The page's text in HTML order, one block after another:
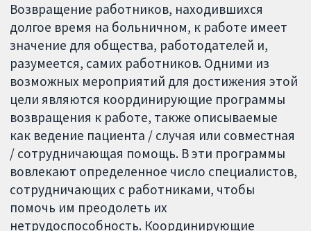
Возвращение работников, находившихся
долгое время на больничном, к работе имеет
значение для общества, работодателей и,
разумеется, самих работников. Одними из
возможных мероприятий для достижения этой
цели являются координирующие программы
возвращения к работе, также описываемые
как ведение пациента / случая или совместная
/ сотрудничающая помощь. В эти программы
вовлекают определенное число специалистов,
сотрудничающих с работниками, чтобы
помочь им преодолеть их
нетрудоспособность. Координирующие